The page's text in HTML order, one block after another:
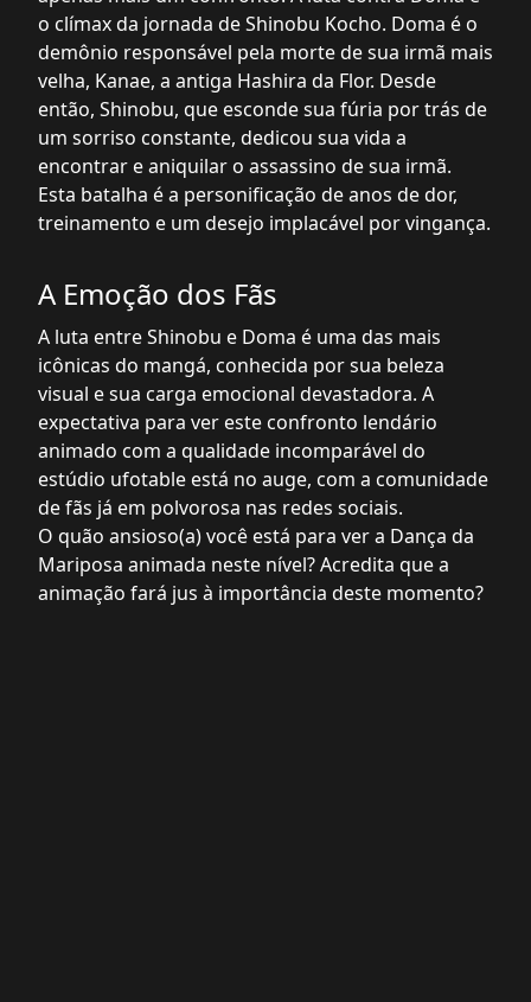
o clímax da jornada de Shinobu Kocho. Doma é o
demônio responsável pela morte de sua irmã mais
velha, Kanae, a antiga Hashira da Flor. Desde
então, Shinobu, que esconde sua fúria por trás de
um sorriso constante, dedicou sua vida a
encontrar e aniquilar o assassino de sua irmã.
Esta batalha é a personificação de anos de dor,
treinamento e um desejo implacável por vingança.
A Emoção dos Fãs
A luta entre Shinobu e Doma é uma das mais
icônicas do mangá, conhecida por sua beleza
visual e sua carga emocional devastadora. A
expectativa para ver este confronto lendário
animado com a qualidade incomparável do
estúdio ufotable está no auge, com a comunidade
de fãs já em polvorosa nas redes sociais.
O quão ansioso(a) você está para ver a Dança da
Mariposa animada neste nível? Acredita que a
animação fará jus à importância deste momento?